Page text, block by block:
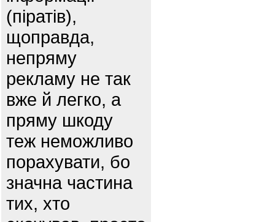
(піратів),
щоправда,
непряму
рекламу не так
вже й легко, а
пряму шкоду
теж неможливо
порахувати, бо
значна частина
тих, хто